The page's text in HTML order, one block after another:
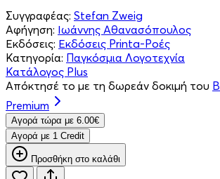
Συγγραφέας: Stefan Zweig
Αφήγηση: Ιωάννης Αθανασόπουλος
Εκδόσεις: Εκδόσεις Printa-Ροές
Κατηγορία: Παγκόσμια Λογοτεχνία
Κατάλογος Plus
Απόκτησέ το με τη δωρεάν δοκιμή του
Premium
Aγορά τώρα με 6.00€
Aγορά με 1 Credit
Προσθήκη στο καλάθι